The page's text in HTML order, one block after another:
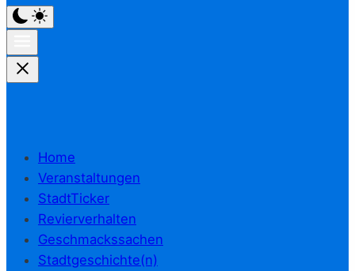
Home
Veranstaltungen
StadtTicker
Revierverhalten
Geschmackssachen
Stadtgeschichte(n)